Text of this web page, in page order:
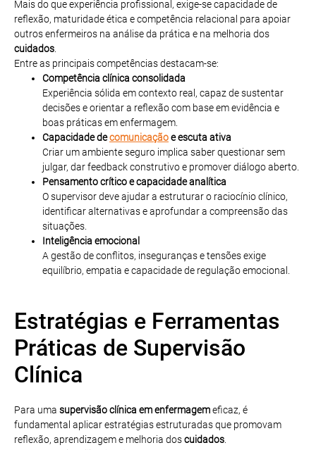
Mais do que experiência profissional, exige-se capacidade de
reflexão, maturidade ética e competência relacional para apoiar
outros enfermeiros na análise da prática e na melhoria dos
cuidados
Entre as principais competências destacam-se:
Competência clínica consolidada
Experiência sólida em contexto real, capaz de sustentar
decisões e orientar a reflexão com base em evidência e
boas práticas em enfermagem.
Capacidade decomunicaçãoe escuta ativa
Criar um ambiente seguro implica saber questionar sem
julgar, dar feedback construtivo e promover diálogo aberto.
Pensamento crítico e capacidade analítica
O supervisor deve ajudar a estruturar o raciocínio clínico,
identificar alternativas e aprofundar a compreensão das
situações.
Inteligência emocional
A gestão de conflitos, inseguranças e tensões exige
equilíbrio, empatia e capacidade de regulação emocional.
Estratégias e Ferramentas
Práticas de Supervisão
Clínica
Para uma supervisão clínica em enfermagemeficaz, é
fundamental aplicar estratégias estruturadas que promovam
reflexão, aprendizagem e melhoria doscuidados